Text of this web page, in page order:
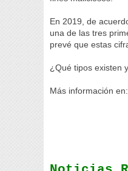
En 2019, de
una de las tres
prevé que estas
¿Qué tipos existen
Más información en: